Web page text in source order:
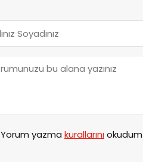
Yorum yazma kurallarını